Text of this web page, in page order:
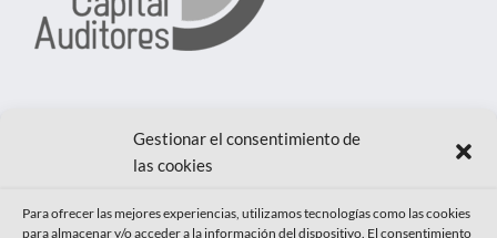
Gestionar el consentimiento de
las cookies
Para ofrecer las mejores experiencias, utilizamos tecnologías como las cookies
para almacenar y/o acceder a la información del dispositivo. El consentimiento
López de Hoyos, 9 - 4º Dcha. 28006
MADRID